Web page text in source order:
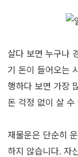
살다 보면 누구나
기 돈이 들어오는
행하다 보면 가장
돈 걱정 없이 살 수
재물운은 단순히
하지 않습니다. 자